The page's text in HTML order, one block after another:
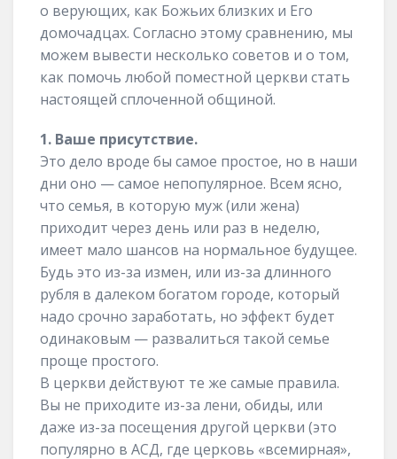
о верующих, как Божьих близких и Его
домочадцах. Согласно этому сравнению, мы
можем вывести несколько советов и о том,
как помочь любой поместной церкви стать
настоящей сплоченной общиной.
1. Ваше присутствие.
Это дело вроде бы самое простое, но в наши
дни оно — самое непопулярное. Всем ясно,
что семья, в которую муж (или жена)
приходит через день или раз в неделю,
имеет мало шансов на нормальное будущее.
Будь это из-за измен, или из-за длинного
рубля в далеком богатом городе, который
надо срочно заработать, но эффект будет
одинаковым — развалиться такой семье
проще простого.
В церкви действуют те же самые правила.
Вы не приходите из-за лени, обиды, или
даже из-за посещения другой церкви (это
популярно в АСД, где церковь «всемирная»,